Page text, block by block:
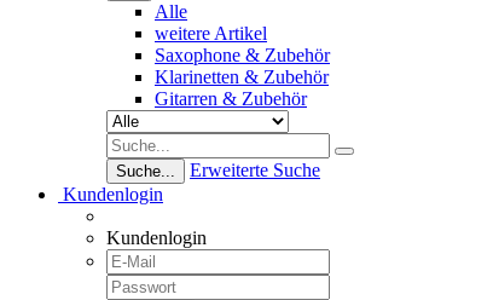
Alle
weitere Artikel
Saxophone & Zubehör
Klarinetten & Zubehör
Gitarren & Zubehör
Suche...
Erweiterte Suche
Kundenlogin
Kundenlogin